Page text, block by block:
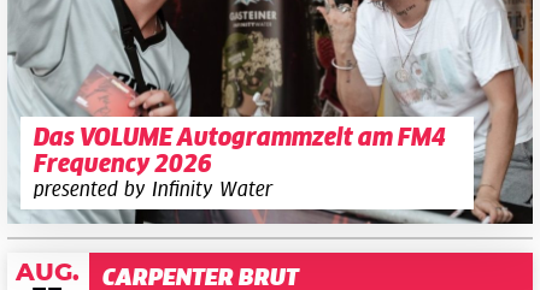
Das VOLUME Autogrammzelt am FM4
Frequency 2026
presented by Infinity Water
AUG. CARPENTER BRUT